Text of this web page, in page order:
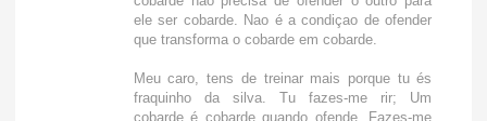
ele ser cobarde. Nao é a condiçao de ofender
que transforma o cobarde em cobarde.
Meu caro, tens de treinar mais porque tu és
fraquinho da silva. Tu fazes-me rir; Um
cobarde é cobarde quando ofende. Fazes-me